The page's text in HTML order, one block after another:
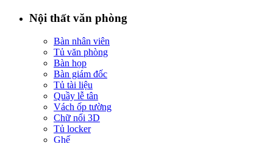
Nội thất văn phòng
Bàn nhân viên
Tủ văn phòng
Bàn họp
Bàn giám đốc
Tủ tài liệu
Quầy lễ tân
Vách ốp tường
Chữ nổi 3D
Tủ locker
Ghế